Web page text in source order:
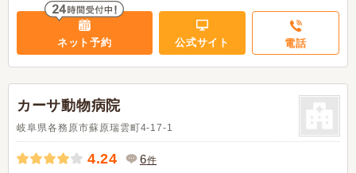
ネット予約 公式サイト 電話
カーサ動物病院
岐阜県各務原市蘇原瑞雲町4-17-1
4.24 6件